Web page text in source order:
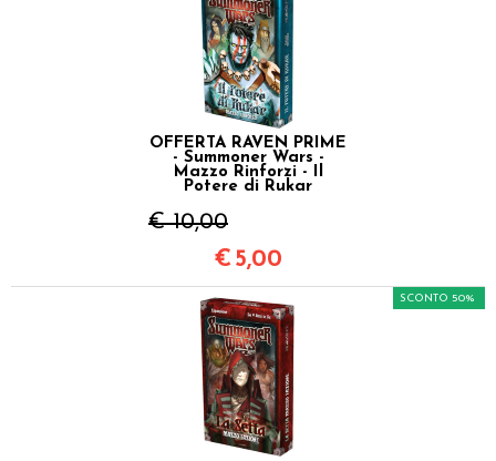
OFFERTA RAVEN PRIME
- Summoner Wars -
Mazzo Rinforzi - Il
Potere di Rukar
€ 10,00
€ 5,00
SCONTO 50%